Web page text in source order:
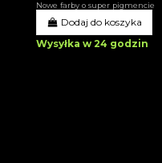
Nowe farby o super pigmencie
Dodaj do koszyka
Wysyłka w 24 godzin